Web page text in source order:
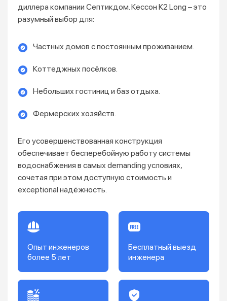
диллера компании Септикдом. Кессон К2 Long – это
разумный выбор для:
Частных домов с постоянным проживанием.
Коттеджных посёлков.
Небольших гостиниц и баз отдыха.
Фермерских хозяйств.
Его усовершенствованная конструкция
обеспечивает бесперебойную работу системы
водоснабжения в самых demanding условиях,
сочетая при этом доступную стоимость и
exceptional надёжность.
Опыт инженеров
более 5 лет
Бесплатный выезд
инженера